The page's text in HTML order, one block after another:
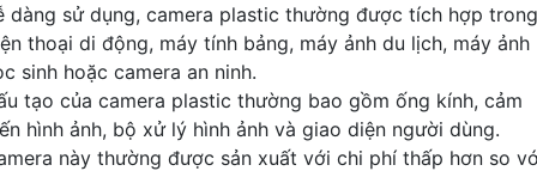
dàng sử dụng, camera plastic thường được tích hợp trong
thoại di động, máy tính bảng, máy ảnh du lịch, máy ảnh
sinh hoặc camera an ninh.
tạo của camera plastic thường bao gồm ống kính, cảm
hình ảnh, bộ xử lý hình ảnh và giao diện người dùng.
này thường được sản xuất với chi phí thấp hơn so